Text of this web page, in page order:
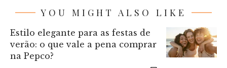
YOU MIGHT ALSO LIKE
Estilo elegante para as festas de
verão: o que vale a pena comprar
na Pepco?